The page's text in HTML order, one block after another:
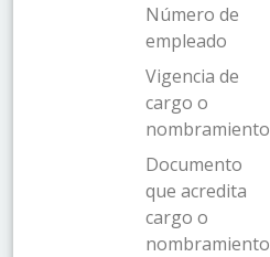
Número de
empleado
Vigencia de
cargo o
nombramiento
Documento
que acredita
cargo o
nombramiento